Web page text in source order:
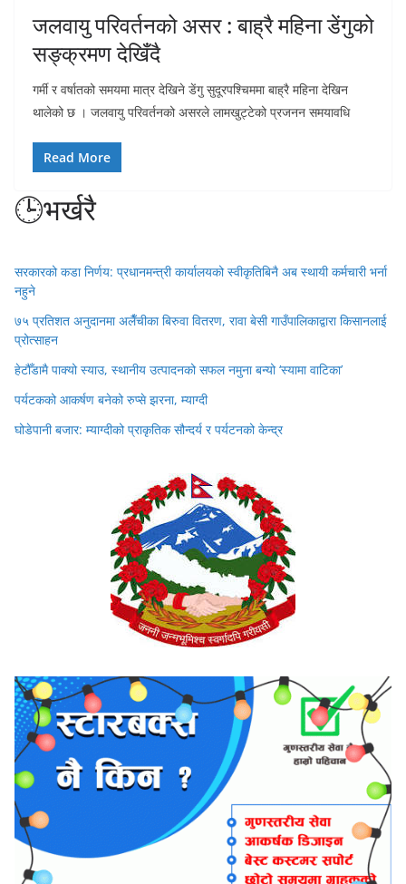
जलवायु परिवर्तनको असर : बाह्रै महिना डेंगुको
सङ्क्रमण देखिँदै
गर्मी र वर्षातको समयमा मात्र देखिने डेंगु सुदूरपश्चिममा बाह्रै महिना देखिन
थालेको छ । जलवायु परिवर्तनको असरले लामखुट्टेको प्रजनन समयावधि
Read More
🕒भर्खरै
सरकारको कडा निर्णय: प्रधानमन्त्री कार्यालयको स्वीकृतिबिनै अब स्थायी कर्मचारी भर्ना
नहुने
७५ प्रतिशत अनुदानमा अलैँचीका बिरुवा वितरण, रावा बेसी गाउँपालिकाद्वारा किसानलाई
प्रोत्साहन
हेटौँडामै पाक्यो स्याउ, स्थानीय उत्पादनको सफल नमुना बन्यो ‘स्यामा वाटिका’
पर्यटकको आकर्षण बनेको रुप्से झरना, म्याग्दी
घोडेपानी बजार: म्याग्दीको प्राकृतिक सौन्दर्य र पर्यटनको केन्द्र